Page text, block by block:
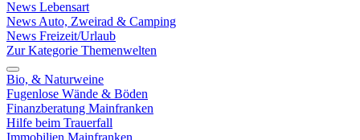
News Lebensart
News Auto, Zweirad & Camping
News Freizeit/Urlaub
Zur Kategorie Themenwelten
Bio, & Naturweine
Fugenlose Wände & Böden
Finanzberatung Mainfranken
Hilfe beim Trauerfall
Immobilien Mainfranken